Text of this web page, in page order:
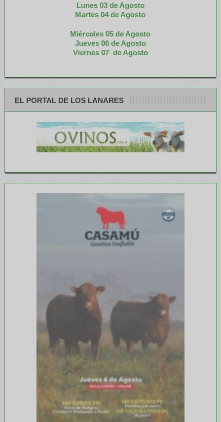
Lunes 03 de Agosto
Martes 04 de Agosto
Miércoles 05 de Agosto
Jueves 06 de Agosto
Viernes 07 de Agosto
EL PORTAL DE LOS LANARES